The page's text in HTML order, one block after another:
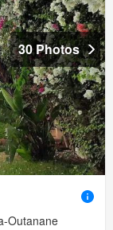
30 Photos
Outanane